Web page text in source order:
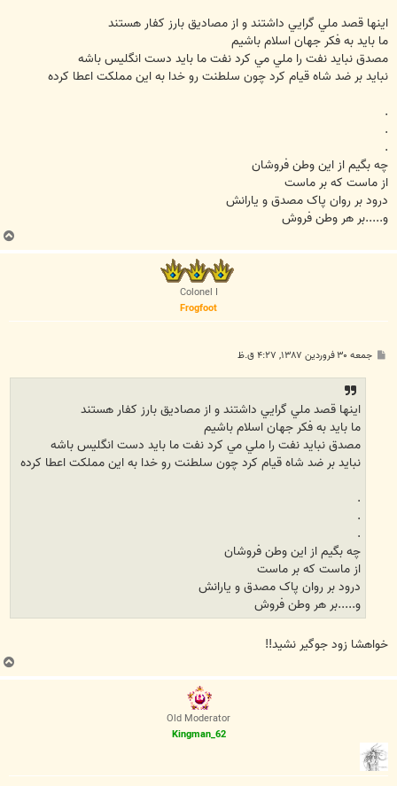
اينها قصد ملي گرايي داشتند و از مصاديق بارز کفار هستند
ما بايد به فکر جهان اسلام باشيم
مصدق نبايد نفت را ملي مي کرد نفت ما بايد دست انگليس باشه
نبايد بر ضد شاه قيام کرد چون سلطنت رو خدا به اين مملکت اعطا کرده
.
.
.
چه بگيم از اين وطن فروشان
از ماست که بر ماست
درود بر روان پاک مصدق و يارانش
و.....بر هر وطن فروش
Colonel I
Frogfoot
جمعه ۳۰ فروردین ۱۳۸۷, ۴:۲۷ ق.ظ
اينها قصد ملي گرايي داشتند و از مصاديق بارز کفار هستند
ما بايد به فکر جهان اسلام باشيم
مصدق نبايد نفت را ملي مي کرد نفت ما بايد دست انگليس باشه
نبايد بر ضد شاه قيام کرد چون سلطنت رو خدا به اين مملکت اعطا کرده
.
.
.
چه بگيم از اين وطن فروشان
از ماست که بر ماست
درود بر روان پاک مصدق و يارانش
و.....بر هر وطن فروش
خواهشا زود جوگیر نشید!!
Old Moderator
Kingman_62